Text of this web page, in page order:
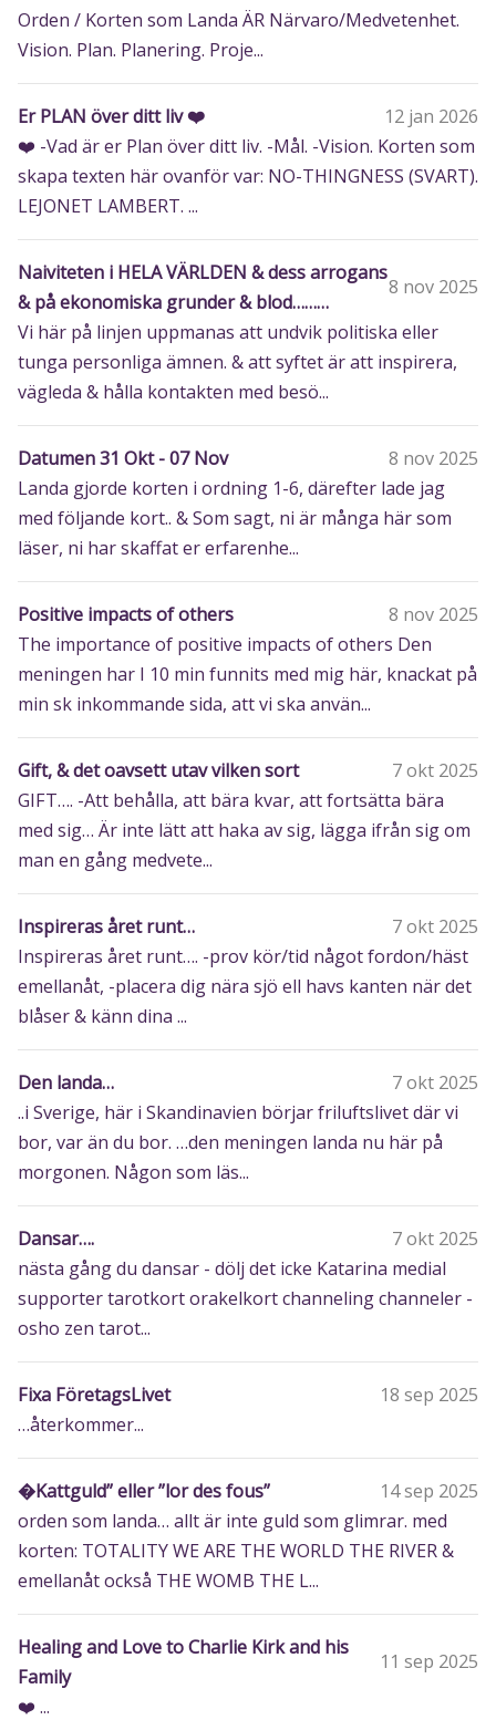
Orden / Korten som Landa ÄR Närvaro/Medvetenhet.
Vision. Plan. Planering. Proje...
Er PLAN över ditt liv ❤️
12 jan 2026
❤️ -Vad är er Plan över ditt liv. -Mål. -Vision. Korten som
skapa texten här ovanför var: NO-THINGNESS (SVART).
LEJONET LAMBERT. ...
Naiviteten i HELA VÄRLDEN & dess arrogans
& på ekonomiska grunder & blod………
8 nov 2025
Vi här på linjen uppmanas att undvik politiska eller
tunga personliga ämnen. & att syftet är att inspirera,
vägleda & hålla kontakten med besö...
Datumen 31 Okt - 07 Nov
8 nov 2025
Landa gjorde korten i ordning 1-6, därefter lade jag
med följande kort.. & Som sagt, ni är många här som
läser, ni har skaffat er erfarenhe...
Positive impacts of others
8 nov 2025
The importance of positive impacts of others Den
meningen har I 10 min funnits med mig här, knackat på
min sk inkommande sida, att vi ska använ...
Gift, & det oavsett utav vilken sort
7 okt 2025
GIFT…. -Att behålla, att bära kvar, att fortsätta bära
med sig… Är inte lätt att haka av sig, lägga ifrån sig om
man en gång medvete...
Inspireras året runt…
7 okt 2025
Inspireras året runt…. -prov kör/tid något fordon/häst
emellanåt, -placera dig nära sjö ell havs kanten när det
blåser & känn dina ...
Den landa…
7 okt 2025
..i Sverige, här i Skandinavien börjar friluftslivet där vi
bor, var än du bor. …den meningen landa nu här på
morgonen. Någon som läs...
Dansar….
7 okt 2025
nästa gång du dansar - dölj det icke Katarina medial
supporter tarotkort orakelkort channeling channeler -
osho zen tarot...
Fixa FöretagsLivet
18 sep 2025
…återkommer...
�Kattguld” eller ”lor des fous”
14 sep 2025
orden som landa… allt är inte guld som glimrar. med
korten: TOTALITY WE ARE THE WORLD THE RIVER &
emellanåt också THE WOMB THE L...
Healing and Love to Charlie Kirk and his
Family
11 sep 2025
❤️ ...